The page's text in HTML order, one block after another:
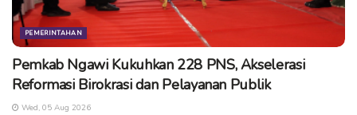
PEMERINTAHAN
Pemkab Ngawi Kukuhkan 228 PNS, Akselerasi
Reformasi Birokrasi dan Pelayanan Publik
Wed, 05 Aug 2026